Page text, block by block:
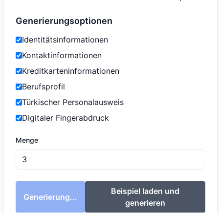
Generierungsoptionen
Identitätsinformationen
Kontaktinformationen
Kreditkarteninformationen
Berufsprofil
Türkischer Personalausweis
Digitaler Fingerabdruck
Menge
Generierung...
Beispiel laden und
generieren